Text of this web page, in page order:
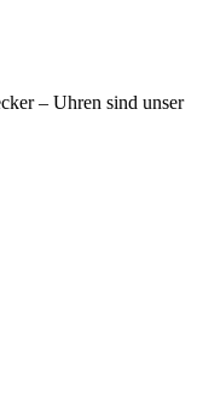
– Uhren sind unser